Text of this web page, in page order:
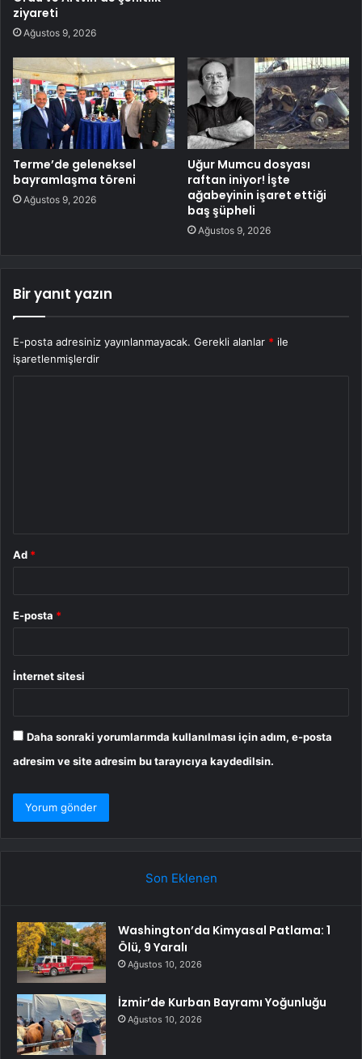
ziyareti
Ağustos 9, 2026
Terme’de geleneksel
bayramlaşma töreni
Ağustos 9, 2026
Uğur Mumcu dosyası
raftan iniyor! İşte
ağabeyinin işaret ettiği
baş şüpheli
Ağustos 9, 2026
Bir yanıt yazın
E-posta adresiniz yayınlanmayacak. Gerekli alanlar * ile
işaretlenmişlerdir
Ad *
E-posta *
İnternet sitesi
Daha sonraki yorumlarımda kullanılması için adım, e-posta
adresim ve site adresim bu tarayıcıya kaydedilsin.
Son Eklenen
Washington’da Kimyasal Patlama: 1
Ölü, 9 Yaralı
Ağustos 10, 2026
İzmir’de Kurban Bayramı Yoğunluğu
Ağustos 10, 2026